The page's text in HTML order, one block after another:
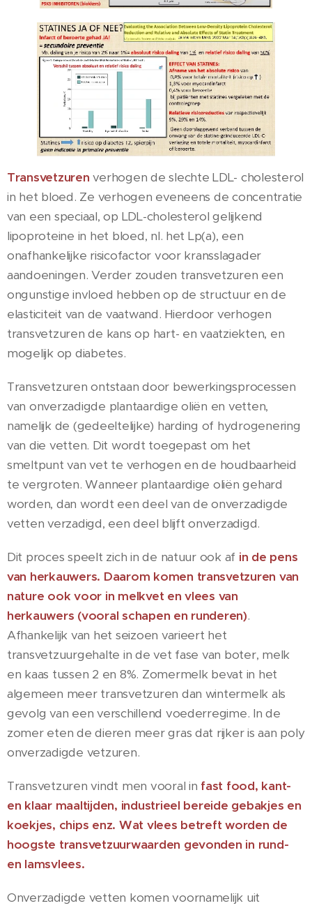
Transvetzuren verhogen de slechte LDL- cholesterol
in het bloed. Ze verhogen eveneens de concentratie
van een speciaal, op LDL-cholesterol gelijkend
lipoproteine in het bloed, nl. het Lp(a), een
onafhankelijke risicofactor voor kransslagader
aandoeningen. Verder zouden transvetzuren een
ongunstige invloed hebben op de structuur en de
elasticiteit van de vaatwand. Hierdoor verhogen
transvetzuren de kans op hart- en vaatziekten, en
mogelijk op diabetes.
Transvetzuren ontstaan door bewerkingsprocessen
van onverzadigde plantaardige oliën en vetten,
namelijk de (gedeeltelijke) harding of hydrogenering
van die vetten. Dit wordt toegepast om het
smeltpunt van vet te verhogen en de houdbaarheid
te vergroten. Wanneer plantaardige oliën gehard
worden, dan wordt een deel van de onverzadigde
vetten verzadigd, een deel blijft onverzadigd.
Dit proces speelt zich in de natuur ook af in de pens
van herkauwers. Daarom komen transvetzuren van
nature ook voor in melkvet en vlees van
herkauwers (vooral schapen en runderen).
Afhankelijk van het seizoen varieert het
transvetzuurgehalte in de vet fase van boter, melk
en kaas tussen 2 en 8%. Zomermelk bevat in het
algemeen meer transvetzuren dan wintermelk als
gevolg van een verschillend voederregime. In de
zomer eten de dieren meer gras dat rijker is aan poly
onverzadigde vetzuren.
Transvetzuren vindt men vooral in fast food, kant-
en klaar maaltijden, industrieel bereide gebakjes en
koekjes, chips enz. Wat vlees betreft worden de
hoogste transvetzuurwaarden gevonden in rund-
en lamsvlees.
Onverzadigde vetten komen voornamelijk uit